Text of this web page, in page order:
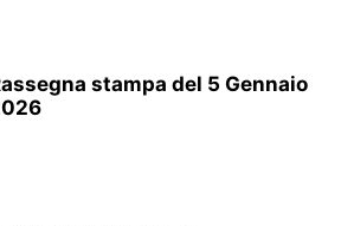
stampa del 5 Gennaio